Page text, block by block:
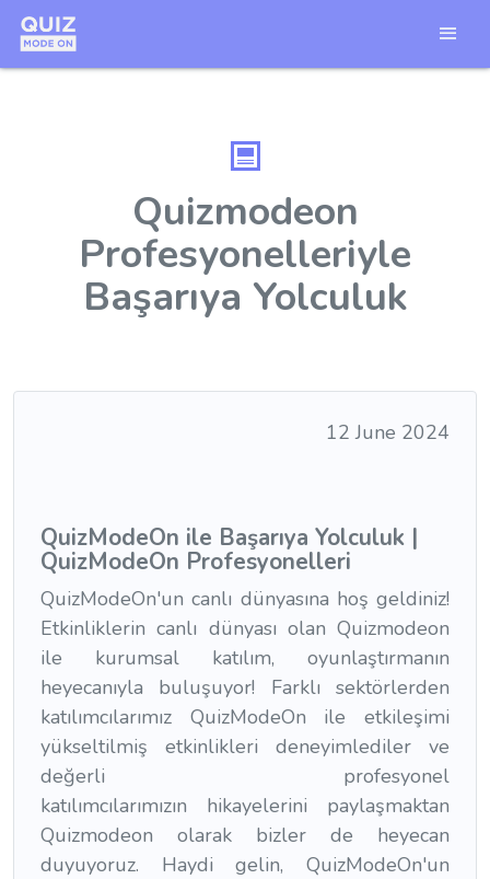
Quizmodeon
Profesyonelleriyle
Başarıya Yolculuk
12 June 2024
QuizModeOn ile Başarıya Yolculuk |
QuizModeOn Profesyonelleri
QuizModeOn'un canlı dünyasına hoş geldiniz!
Etkinliklerin canlı dünyası olan Quizmodeon
ile kurumsal katılım, oyunlaştırmanın
heyecanıyla buluşuyor! Farklı sektörlerden
katılımcılarımız QuizModeOn ile etkileşimi
yükseltilmiş etkinlikleri deneyimlediler ve
değerli profesyonel
katılımcılarımızın hikayelerini paylaşmaktan
Quizmodeon olarak bizler de heyecan
duyuyoruz. Haydi gelin, QuizModeOn'un